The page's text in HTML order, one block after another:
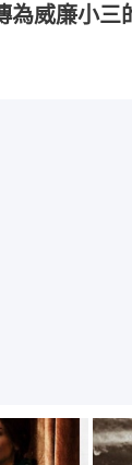
為威廉小